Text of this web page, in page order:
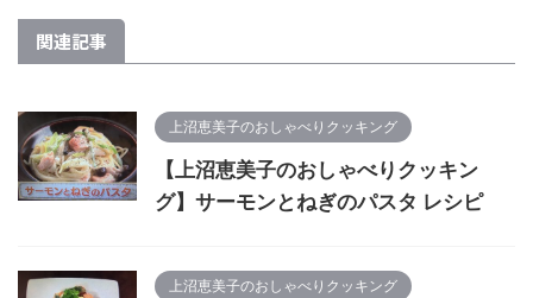
関連記事
上沼恵美子のおしゃべりクッキング
【上沼恵美子のおしゃべりクッキン
グ】サーモンとねぎのパスタ レシピ
上沼恵美子のおしゃべりクッキング